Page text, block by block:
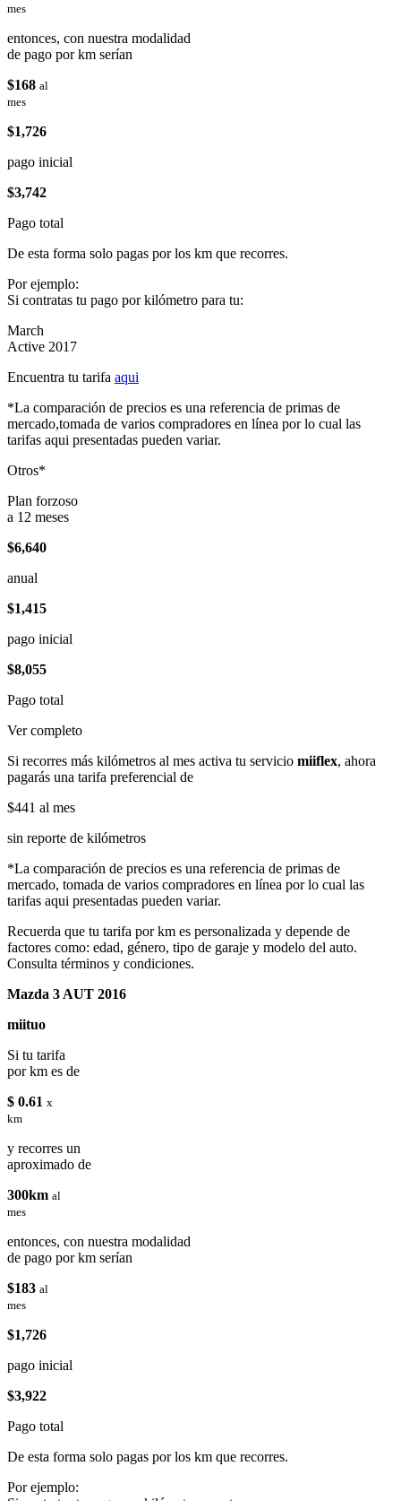
mes
entonces, con nuestra modalidad
de pago por km serían
$168 al
mes
$1,726
pago inicial
$3,742
Pago total
De esta forma solo pagas por los km que recorres.
Por ejemplo:
Si contratas tu pago por kilómetro para tu:
March
Active 2017
Encuentra tu tarifa aqui
*La comparación de precios es una referencia de primas de
mercado,tomada de varios compradores en línea por lo cual las
tarifas aqui presentadas pueden variar.
Otros*
Plan forzoso
a 12 meses
$6,640
anual
$1,415
pago inicial
$8,055
Pago total
Ver completo
Si recorres más kilómetros al mes activa tu servicio miiflex, ahora
pagarás una tarifa preferencial de
$441 al mes
sin reporte de kilómetros
*La comparación de precios es una referencia de primas de
mercado, tomada de varios compradores en línea por lo cual las
tarifas aqui presentadas pueden variar.
Recuerda que tu tarifa por km es personalizada y depende de
factores como: edad, género, tipo de garaje y modelo del auto.
Consulta términos y condiciones.
Mazda 3 AUT 2016
miituo
Si tu tarifa
por km es de
$ 0.61 x
km
y recorres un
aproximado de
300km al
mes
entonces, con nuestra modalidad
de pago por km serían
$183 al
mes
$1,726
pago inicial
$3,922
Pago total
De esta forma solo pagas por los km que recorres.
Por ejemplo: